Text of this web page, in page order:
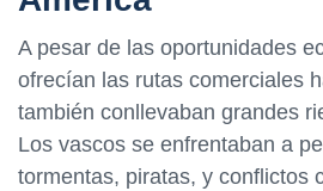
A pesar de las oportunidades
ofrecían las rutas comerciales
también conllevaban grandes
Los vascos se enfrentaban a
tormentas, piratas, y conflictos